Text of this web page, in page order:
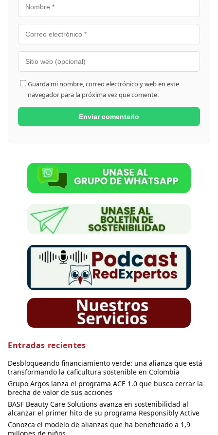
Guarda mi nombre, correo electrónico y web en este
navegador para la próxima vez que comente.
Entradas recientes
Desbloqueando financiamiento verde: una alianza que está
transformando la caficultura sostenible en Colombia
Grupo Argos lanza el programa ACE 1.0 que busca cerrar la
brecha de valor de sus acciones
BASF Beauty Care Solutions avanza en sostenibilidad al
alcanzar el primer hito de su programa Responsibly Active
Conozca el modelo de alianzas que ha beneficiado a 1,9